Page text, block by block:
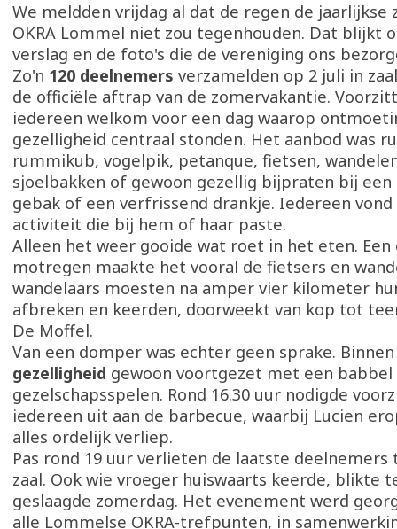
We meldden vrijdag al dat de regen de jaarlijkse
OKRA Lommel niet zou tegenhouden. Dat blijkt
verslag en de foto's die de vereniging ons
Zo'n 120 deelnemers verzamelden op 2 juli in
de officiële aftrap van de zomervakantie.
iedereen welkom voor een dag waarop
gezelligheid centraal stonden. Het aanbod was
rummikub, vogelpik, petanque, fietsen,
sjoelbakken of gewoon gezellig bijpraten bij
gebak of een verfrissend drankje. Iedereen vond
activiteit die bij hem of haar paste.
Alleen het weer gooide wat roet in het eten. Een
motregen maakte het vooral de fietsers en
wandelaars moesten na amper vier kilometer
afbreken en keerden, doorweekt van kop tot
De Moffel.
Van een domper was echter geen sprake.
gezelligheid gewoon voortgezet met een
gezelschapsspelen. Rond 16.30 uur nodigde
iedereen uit aan de barbecue, waarbij Lucien
alles ordelijk verliep.
Pas rond 19 uur verlieten de laatste deelnemers
zaal. Ook wie vroeger huiswaarts keerde, blikte
geslaagde zomerdag. Het evenement werd
alle Lommelse OKRA-trefpunten, in